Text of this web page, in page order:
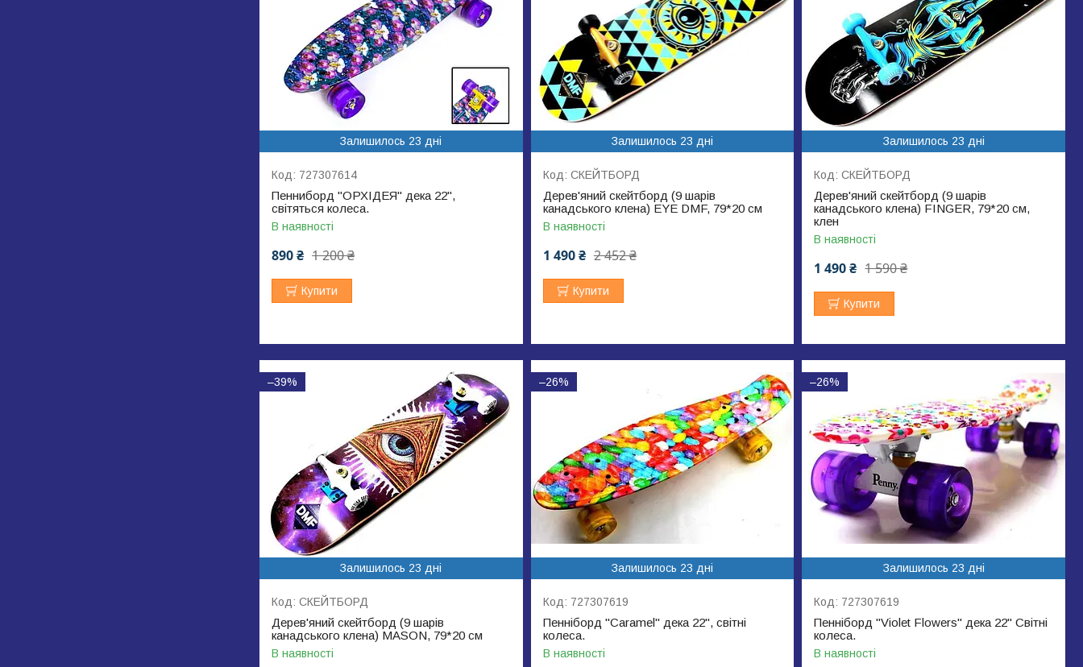
Залишилось 23 дні
727307614
Пенниборд "ОРХІДЕЯ" дека 22",
світяться колеса.
В наявності
1 200 ₴
890 ₴
Купити
Залишилось 23 дні
СКЕЙТБОРД
Дерев'яний скейтборд (9 шарів
канадського клена) EYE DMF, 79*20 см
В наявності
2 452 ₴
1 490 ₴
Купити
Залишилось 23 дні
СКЕЙТБОРД
Дерев'яний скейтборд (9 шарів
канадського клена) FINGER, 79*20 см,
клен
В наявності
1 590 ₴
1 490 ₴
Купити
–39%
Залишилось 23 дні
СКЕЙТБОРД
Дерев'яний скейтборд (9 шарів
канадського клена) MASON, 79*20 см
В наявності
–26%
Залишилось 23 дні
727307619
Пенніборд "Caramel" дека 22", світні
колеса.
В наявності
–26%
Залишилось 23 дні
727307619
Пенніборд "Violet Flowers" дека 22" Світні
колеса.
В наявності